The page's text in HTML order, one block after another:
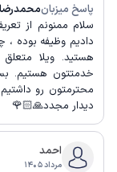
پاسخ میزبان
سلام ممنونم از
دادیم وظیفه بوده ،
هستید. ویلا
خدمتتون هستیم.
محترمتون رو
دیدار مجدد🙏🏻🌹
احمد
مرداد ۱۴۰۵